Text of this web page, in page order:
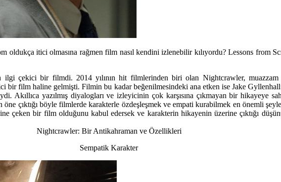
oldukça itici olmasına rağmen film nasıl kendini izlenebilir kılıyordu? Lessons from
ilgi çekici bir filmdi. 2014 yılının hit filmlerinden biri olan Nightcrawler, muazzam
bir film haline gelmişti. Filmin bu kadar beğenilmesindeki ana etken ise Jake
Akıllıca yazılmış diyalogları ve izleyicinin çok karşısına çıkmayan bir hikayeye
çıktığı böyle filmlerde karakterle özdeşleşmek ve empati kurabilmek en önemli
çeken bir film olduğunu kabul edersek ve karakterin hikayenin üzerine çıktığı
Nightcrawler: Bir Antikahraman ve Özellikleri
Sempatik Karakter